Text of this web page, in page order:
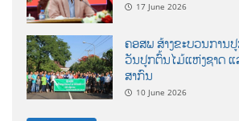
17 June 2026
ຄອສພ ສ້າງຂະບວນການ
ວັນປູກຕົ້ນໄມ້ແຫ່ງຊາດ ແ
ສາກົນ
10 June 2026